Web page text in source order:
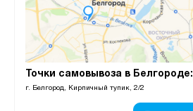
Точки самовывоза в Белгороде:
г. Белгород, Кирпичный тупик, 2/2